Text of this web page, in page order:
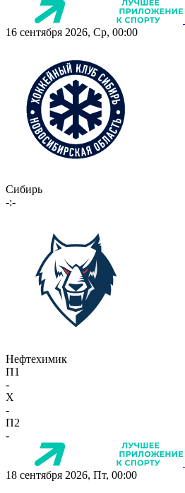
16 сентября 2026, Ср, 00:00
Сибирь
-:-
Нефтехимик
П1
-
X
-
П2
-
18 сентября 2026, Пт, 00:00